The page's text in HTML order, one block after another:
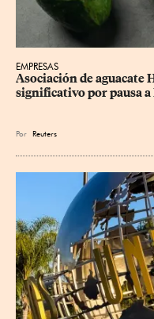
EMPRESAS
Asociación de aguacate
significativo por pausa a
Por Reuters